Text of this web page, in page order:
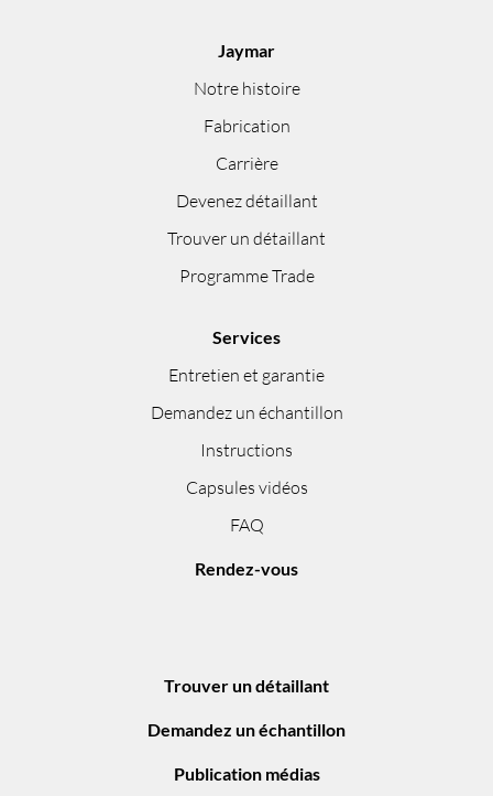
Jaymar
Notre histoire
Fabrication
Carrière
Devenez détaillant
Trouver un détaillant
Programme Trade
Services
Entretien et garantie
Demandez un échantillon
Instructions
Capsules vidéos
FAQ
Rendez-vous
Trouver un détaillant
Demandez un échantillon
Publication médias